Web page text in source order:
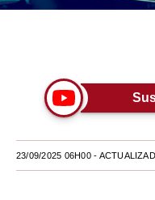
Mundo
EEUU
23/09/2025 06H00-